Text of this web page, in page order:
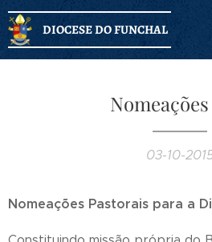
DIOCESE DO FUNCHAL
Nomeações
03-10-
Nomeações Pastorais para a